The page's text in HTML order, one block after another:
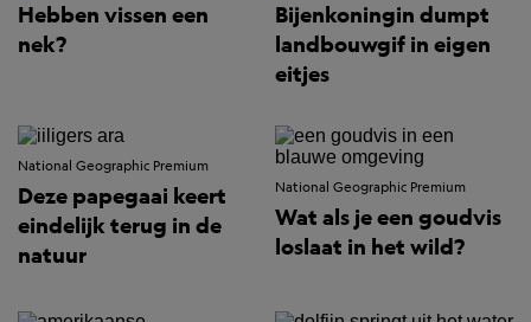
Hebben vissen een
nek?
Bijenkoningin dumpt
landbouwgif in eigen
eitjes
National Geographic Premium
Deze papegaai keert
eindelijk terug in de
natuur
National Geographic Premium
Wat als je een goudvis
loslaat in het wild?